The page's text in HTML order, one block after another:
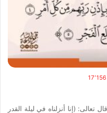
17٬156
تعالى: (إنا أنزلناه في ليلة القدر